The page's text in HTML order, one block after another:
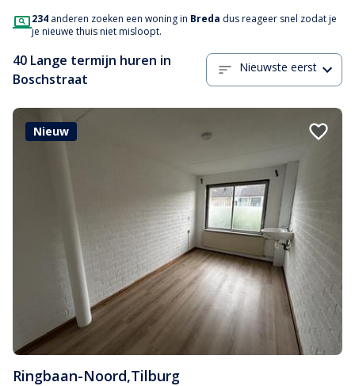
234 anderen zoeken een woning in Breda dus reageer snel zodat je
je nieuwe thuis niet misloopt.
40 Lange termijn huren in
Boschstraat
Nieuwste eerst
Nieuw
Ringbaan-Noord,Tilburg